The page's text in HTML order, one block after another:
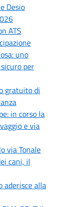
Desio
ATS
uno
per
gratuito di
in corso la
e via
via Tonale
cani, il
aderisce alla